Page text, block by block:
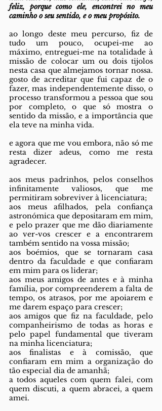
feliz, porque como ele, encontrei no meu
caminho o seu sentido, e o meu propósito.
ao longo deste meu percurso, fiz de
tudo um pouco, ocupei-me ao
máximo, entreguei-me na totalidade à
missão de colocar um ou dois tijolos
nesta casa que almejamos tornar nossa.
gosto de acreditar que fui capaz de o
fazer, mas independentemente disso, o
processo transformou a pessoa que sou
por completo, o que só mostra o
sentido da missão, e a importância que
ela teve na minha vida.
e agora que me vou embora, não só me
resta dizer adeus, como me resta
agradecer.
aos meus padrinhos, pelos conselhos
infinitamente valiosos, que me
permitiram sobreviver à licenciatura;
aos meus afilhados, pela confiança
astronómica que depositaram em mim,
e pelo prazer que me dão diariamente
ao ver-vos crescer e a encontrarem
também sentido na vossa missão;
aos boémios, que se tornaram casa
dentro da faculdade e que confiaram
em mim para os liderar;
aos meus amigos de antes e à minha
família, por compreenderem a falta de
tempo, os atrasos, por me apoiarem e
me darem espaço para crescer;
aos amigos que fiz na faculdade, pelo
companheirismo de todas as horas e
pelo papel fundamental que tiveram
na minha licenciatura;
aos finalistas e à comissão, que
confiaram em mim a organização do
tão especial dia de amanhã;
a todos aqueles com quem falei, com
quem discuti, a quem abracei, a quem
amei.